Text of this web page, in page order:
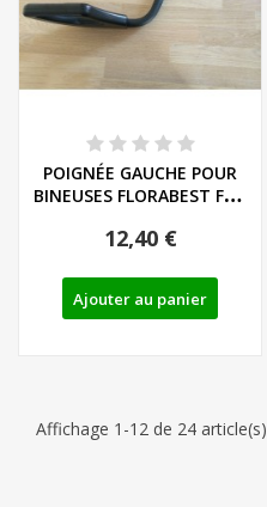
POIGNÉE GAUCHE POUR
BINEUSES FLORABEST FGH
12,40 €
Ajouter au panier
Affichage 1-12 de 24 article(s)